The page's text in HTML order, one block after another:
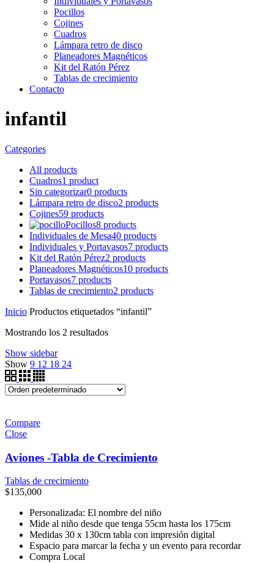
Pocillos
Cojines
Cuadros
Lámpara retro de disco
Planeadores Magnéticos
Kit del Ratón Pérez
Tablas de crecimiento
Contacto
infantil
Categories
All products
Cuadros1 product
Sin categorizar0 products
Lámpara retro de disco2 products
Cojines59 products
Pocillos8 products
Individuales de Mesa40 products
Individuales y Portavasos7 products
Kit del Ratón Pérez2 products
Planeadores Magnéticos10 products
Portavasos7 products
Tablas de crecimiento2 products
Inicio Productos etiquetados “infantil”
Mostrando los 2 resultados
Show sidebar
Show 9 12 18 24
Compare
Close
Aviones -Tabla de Crecimiento
Tablas de crecimiento
$135,000
Personalizada: El nombre del niño
Mide al niño desde que tenga 55cm hasta los 175cm
Medidas 30 x 130cm tabla con impresión digital
Espacio para marcar la fecha y un evento para recordar
Compra Local